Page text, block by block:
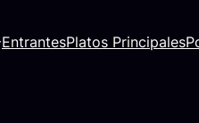
EntrantesPlatos Principales